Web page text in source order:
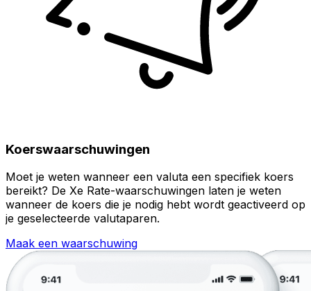
Koerswaarschuwingen
Moet je weten wanneer een valuta een specifiek koers
bereikt? De Xe Rate-waarschuwingen laten je weten
wanneer de koers die je nodig hebt wordt geactiveerd op
je geselecteerde valutaparen.
Maak een waarschuwing